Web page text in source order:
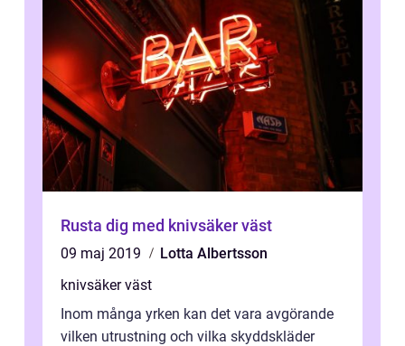
Rusta dig med knivsäker väst
09 maj 2019
Lotta Albertsson
knivsäker väst
Inom många yrken kan det vara avgörande
vilken utrustning och vilka skyddskläder